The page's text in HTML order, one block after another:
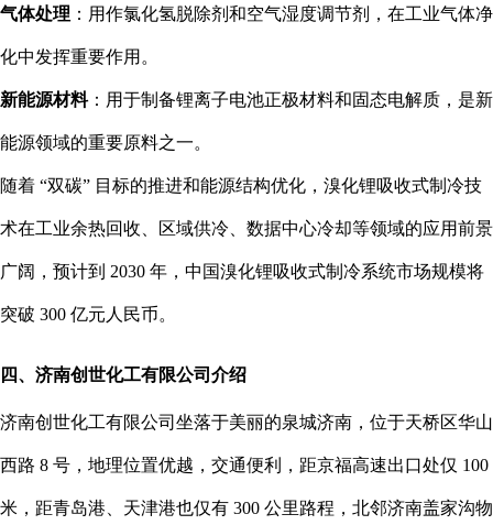
气体处理 ：用作氯化氢脱除剂和空气湿度调节剂，在工业气体净
化中发挥重要作用。
新能源材料：用于制备锂离子电池正极材料和固态电解质，是新
能源领域的重要原料之一。
随着 “双碳” 目标的推进和能源结构优化，溴化锂吸收式制冷技
术在工业余热回收、区域供冷、数据中心冷却等领域的应用前景
广阔，预计到 2030 年，中国溴化锂吸收式制冷系统市场规模将
突破 300 亿元人民币。
四、济南创世化工有限公司介绍
济南创世化工有限公司坐落于美丽的泉城济南，位于天桥区华山
西路 8 号，地理位置优越，交通便利，距京福高速出口处仅 100
米，距青岛港、天津港也仅有 300 公里路程，北邻济南盖家沟物